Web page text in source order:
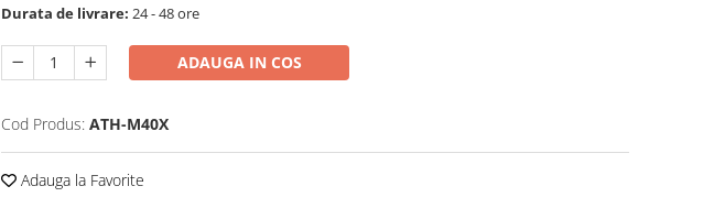
Durata de livrare: 24 - 48 ore
ADAUGA IN COS
Cod Produs: ATH-M40X
Adauga la Favorite